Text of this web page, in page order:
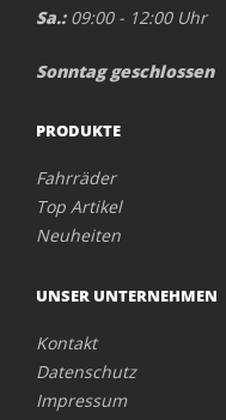
Sa.:09:00 - 12:00 Uhr
Sonntag geschlossen
PRODUKTE
Fahrräder
Top Artikel
Neuheiten
UNSER UNTERNEHMEN
Kontakt
Datenschutz
Impressum